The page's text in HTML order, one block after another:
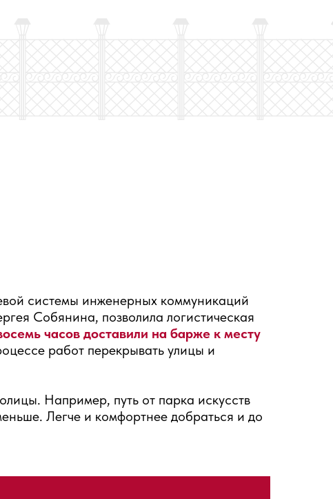
системы инженерных коммуникаций
Собянина, позволила логистическая
часов доставили на барже к месту
работ перекрывать улицы и
Например, путь от парка искусств
Легче и комфортнее добраться и до